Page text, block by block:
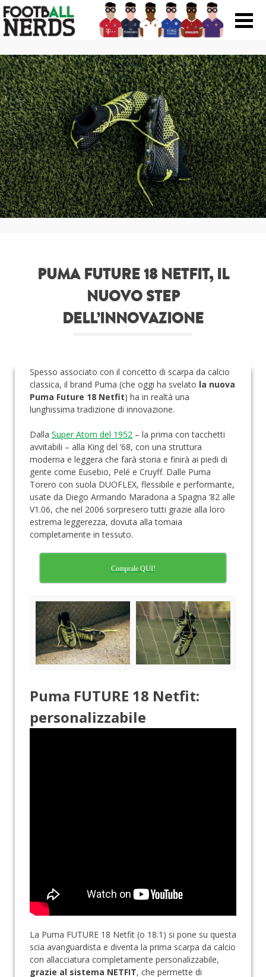
Search
Prodotti
Scarpe
Maglie
Accessori
Magazine Roba Da Nerds
Test
PUMA FUTURE 18 NETFIT, IL
NUOVO STEP
DELL’INNOVAZIONE
Spesso associato con il concetto di scarpa da calcio
classica, il brand Puma (che oggi ha svelato la nuova
Puma Future 18 Netfit) ha in realtà una
lunghissima tradizione di innovazione.
Dalla Super Atom del 1952 – la prima con tacchetti
avvitabili – alla King del ’68, con una struttura
moderna e leggera che farà storia e finirà ai piedi di
gente come Eusebio, Pelé e Cruyff. Dalle Puma
Torero con suola DUOFLEX, flessibile e performante,
usate da Diego Armando Maradona a Spagna ’82 alle
V1.06, che nel 2006 sorpresero tutti grazie alla loro
estrema leggerezza, dovuta alla tomaia
completamente in tessuto.
Comprale QUI!
Puma FUTURE 18 Netfit:
personalizzabile
La Puma FUTURE 18 Netfit (o 18.1) si pone su questa
scia avanguardista e diventa la prima scarpa da calcio
con allacciatura completamente personalizzabile,
grazie al sistema NETFIT, che permette di